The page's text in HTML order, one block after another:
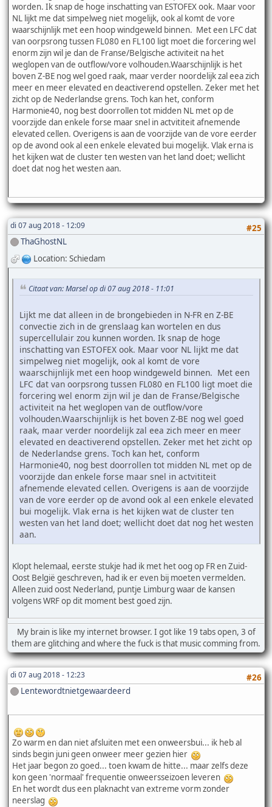
worden. Ik snap de hoge inschatting van ESTOFEX ook. Maar voor
NL lijkt me dat simpelweg niet mogelijk, ook al komt de vore
waarschijnlijk met een hoop windgeweld binnen. Met een LFC dat
van oorpsrong tussen FL080 en FL100 ligt moet die forcering wel
enorm zijn wil je dan de Franse/Belgische activiteit na het
weglopen van de outflow/vore volhouden.Waarschijnlijk is het
boven Z-BE nog wel goed raak, maar verder noordelijk zal eea zich
meer en meer elevated en deactiverend opstellen. Zeker met het
zicht op de Nederlandse grens. Toch kan het, conform
Harmonie40, nog best doorrollen tot midden NL met op de
voorzijde dan enkele forse maar snel in actvititeit afnemende
elevated cellen. Overigens is aan de voorzijde van de vore eerder
op de avond ook al een enkele elevated bui mogelijk. Vlak erna is
het kijken wat de cluster ten westen van het land doet; wellicht
doet dat nog het westen aan.
di 07 aug 2018 - 12:09
#25
ThaGhostNL
Location: Schiedam
Citaat van: Marsel op di 07 aug 2018 - 11:01
Lijkt me dat alleen in de brongebieden in N-FR en Z-BE
convectie zich in de grenslaag kan wortelen en dus
supercellulair zou kunnen worden. Ik snap de hoge
inschatting van ESTOFEX ook. Maar voor NL lijkt me dat
simpelweg niet mogelijk, ook al komt de vore
waarschijnlijk met een hoop windgeweld binnen. Met een
LFC dat van oorpsrong tussen FL080 en FL100 ligt moet die
forcering wel enorm zijn wil je dan de Franse/Belgische
activiteit na het weglopen van de outflow/vore
volhouden.Waarschijnlijk is het boven Z-BE nog wel goed
raak, maar verder noordelijk zal eea zich meer en meer
elevated en deactiverend opstellen. Zeker met het zicht op
de Nederlandse grens. Toch kan het, conform
Harmonie40, nog best doorrollen tot midden NL met op de
voorzijde dan enkele forse maar snel in actvititeit
afnemende elevated cellen. Overigens is aan de voorzijde
van de vore eerder op de avond ook al een enkele elevated
bui mogelijk. Vlak erna is het kijken wat de cluster ten
westen van het land doet; wellicht doet dat nog het westen
aan.
Klopt helemaal, eerste stukje had ik met het oog op FR en Zuid-
Oost België geschreven, had ik er even bij moeten vermelden.
Alleen zuid oost Nederland, puntje Limburg waar de kansen
volgens WRF op dit moment best goed zijn.
My brain is like my internet browser. I got like 19 tabs open, 3 of
them are glitching and where the fuck is that music comming from.
di 07 aug 2018 - 12:23
#26
Lentewordtnietgewaardeerd
Zo warm en dan niet afsluiten met een onweersbui... ik heb al
sinds begin juni geen onweer meer gezien hier
Het jaar begon zo goed... toen kwam de hitte... maar zelfs deze
kon geen 'normaal' frequentie onweersseizoen leveren
En het wordt dus een plaknacht van extreme vorm zonder
neerslag